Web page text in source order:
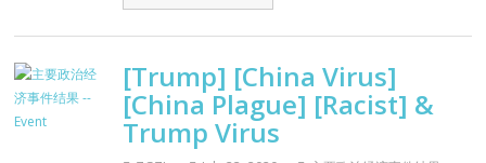
[Trump] [China Virus]
[China Plague] [Racist] &
Trump Virus